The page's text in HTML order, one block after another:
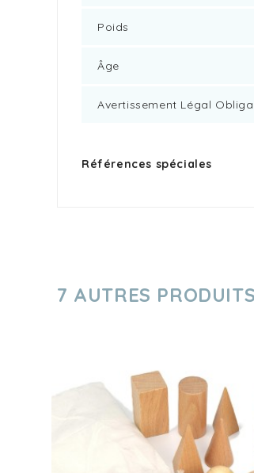
Poids
Âge
Avertissement Légal
Références spéciales
7 AUTRES